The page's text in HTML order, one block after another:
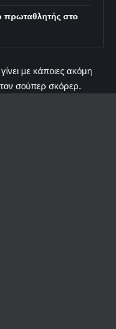
πρωταθλητής στο
με κάποιες ακόμη
σούπερ σκόρερ.